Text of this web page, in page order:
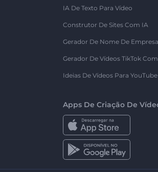
IA De Texto Para Vídeo
Construtor De Sites Com IA
Gerador De Nome De Empresa
Gerador De Vídeos TikTok
Ideias De Vídeos Para YouTube
Apps De Criação De